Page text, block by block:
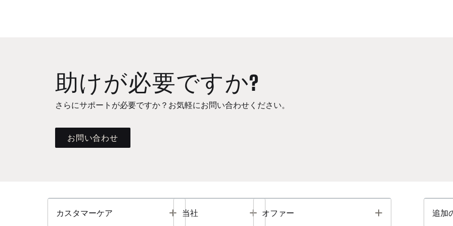
助けが必要ですか?
さらにサポートが必要ですか？お気軽にお問い合わせください。
お問い合わせ
カスタマーケア Toggle
当社 Toggle
オファー Toggle 追加